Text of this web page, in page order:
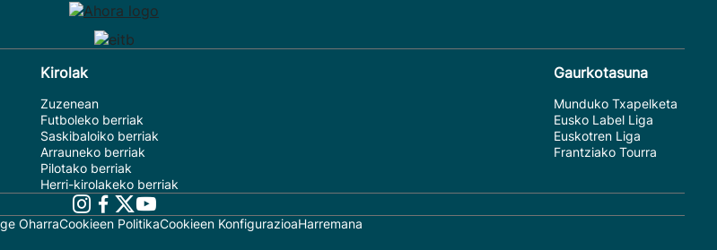
Kirolak
Zuzenean
Futboleko berriak
Saskibaloiko berriak
Arrauneko berriak
Pilotako berriak
Herri-kirolakeko berriak
Gaurkotasuna
Munduko Txapelketa
Eusko Label Liga
Euskotren Liga
Frantziako Tourra
OharraCookieen PolitikaCookieen KonfigurazioaHarremana